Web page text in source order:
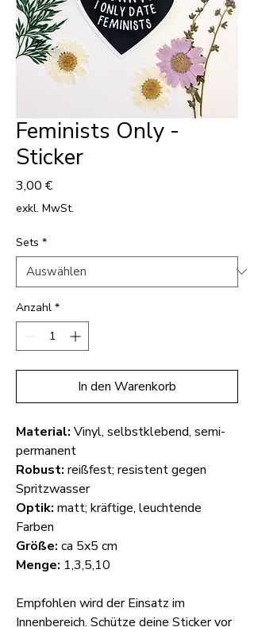
Feminists Only -
Sticker
3,00 €Preis
exkl. MwSt.
Sets *
Anzahl *
In den Warenkorb
Material: Vinyl, selbstklebend, semi-
permanent
Robust: reißfest; resistent gegen
Spritzwasser
Optik: matt; kräftige, leuchtende
Farben
Größe: ca 5x5 cm
Menge: 1,3,5,10
Empfohlen wird der Einsatz im
Innenbereich. Schütze deine Sticker vor